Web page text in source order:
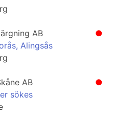
●
AB
Alingsås
●
AB
sökes